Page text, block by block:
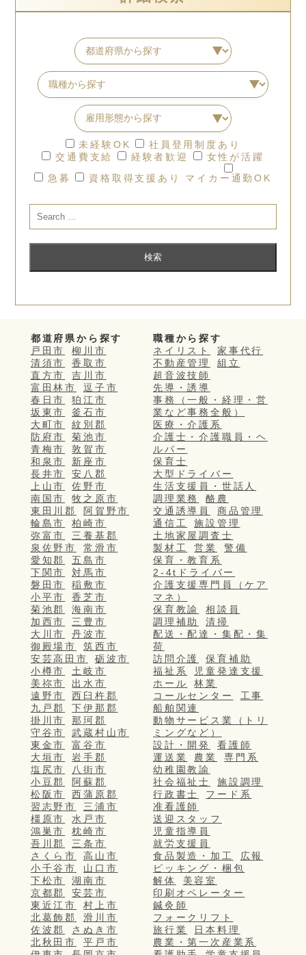
未経験OK
社員登用制度あり
交通費支給
経験者歓迎
女性が活躍
急募
資格取得支援あり マイカー通勤OK
都道府県から探す
戸田市
柳川市
清須市
香取市
直方市
吉川市
富田林市
逗子市
春日市
狛江市
坂東市
釜石市
大町市
紋別郡
防府市
菊池市
青梅市
敦賀市
和泉市
新座市
長井市
安八郡
上山市
佐野市
南国市
牧之原市
東田川郡
阿賀野市
輪島市
柏崎市
弥富市
三養基郡
泉佐野市
常滑市
愛知郡
五島市
下関市
対馬市
磐田市
稲敷市
小平市
香芝市
菊池郡
海南市
加西市
三豊市
大川市
丹波市
御殿場市
筑西市
安芸高田市
砺波市
小樽市
土岐市
美祢市
出水市
遠野市
西臼杵郡
九戸郡
下伊那郡
掛川市
那珂郡
守谷市
武蔵村山市
東金市
富谷市
大垣市
岩手郡
塩尻市
八街市
小豆郡
阿蘇郡
松阪市
西蒲原郡
習志野市
三浦市
橿原市
水戸市
鴻巣市
枕崎市
吾川郡
三条市
さくら市
高山市
小千谷市
山口市
下松市
湖南市
京都郡
安芸市
東近江市
村上市
北葛飾郡
滑川市
佐波郡
さぬき市
北秋田市
平戸市
職種から探す
ネイリスト
家事代行
不動産管理
組立
超音波技師
先導・誘導
事務（一般・経理・営
業など事務全般）
医療・介護系
介護士・介護職員・ヘ
ルパー
保育士
大型ドライバー
生活支援員・世話人
調理業務
酪農
交通誘導員
商品管理
通信工
施設管理
土地家屋調査士
製材工
営業
警備
保育・教育系
2-4tドライバー
介護支援専門員（ケア
マネ）
保育教諭
相談員
調理補助
清掃
配送・配達・集配・集
荷
訪問介護
保育補助
福祉系
児童発達支援
ホール
林業
コールセンター
工事
船舶関連
動物サービス業（トリ
ミングなど）
設計・開発
看護師
運送業
農業
専門系
幼稚園教諭
社会福祉士
施設調理
行政書士
フード系
准看護師
送迎スタッフ
児童指導員
就労支援員
食品製造・加工
広報
ピッキング・梱包
解体
美容室
印刷オペレーター
鍼灸師
フォークリフト
旅行業
日本料理
農業・第一次産業系